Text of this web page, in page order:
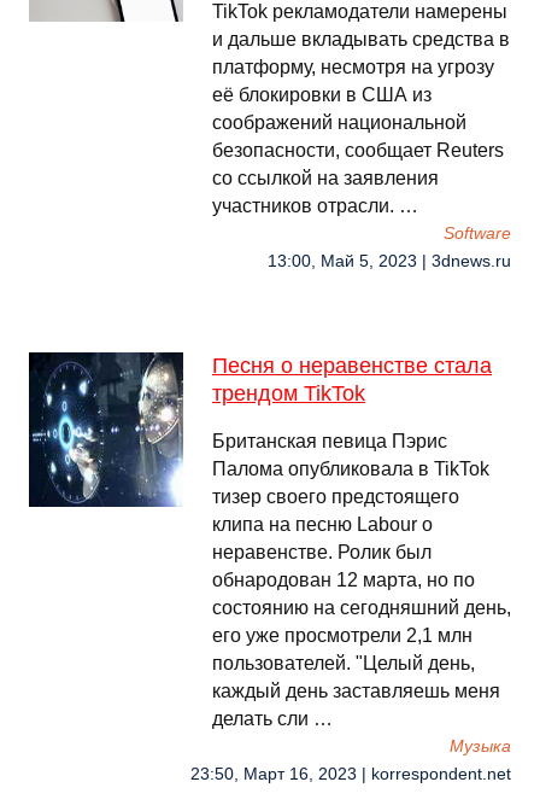
TikTok рекламодатели намерены
и дальше вкладывать средства в
платформу, несмотря на угрозу
её блокировки в США из
соображений национальной
безопасности, сообщает Reuters
со ссылкой на заявления
участников отрасли. …
Software
13:00, Май 5, 2023 | 3dnews.ru
Песня о неравенстве стала
трендом TikTok
Британская певица Пэрис
Палома опубликовала в TikTok
тизер своего предстоящего
клипа на песню Labour о
неравенстве. Ролик был
обнародован 12 марта, но по
состоянию на сегодняшний день,
его уже просмотрели 2,1 млн
пользователей. "Целый день,
каждый день заставляешь меня
делать сли …
Музыка
23:50, Март 16, 2023 | korrespondent.net